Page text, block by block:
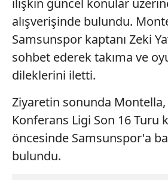
alışverişinde bulundu.
Samsunspor kaptanı Zeki
sohbet ederek takıma ve
dileklerini iletti.
Ziyaretin sonunda Montella,
Konferans Ligi Son 16 Turu
öncesinde Samsunspor'a
bulundu.